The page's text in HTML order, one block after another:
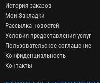
История заказов
Мои Закладки
Рассылка новостей
Условия предоставления услуг
Пользовательское соглашение
Конфиденциальность
Контакты